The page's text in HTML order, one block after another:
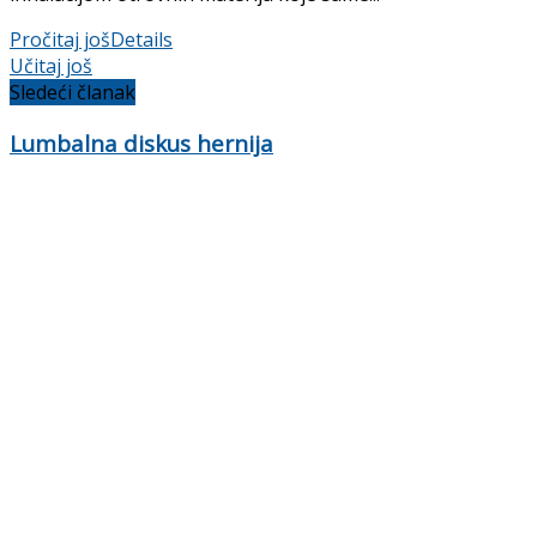
Pročitaj jošDetails
Učitaj još
Sledeći članak
Lumbalna diskus hernija